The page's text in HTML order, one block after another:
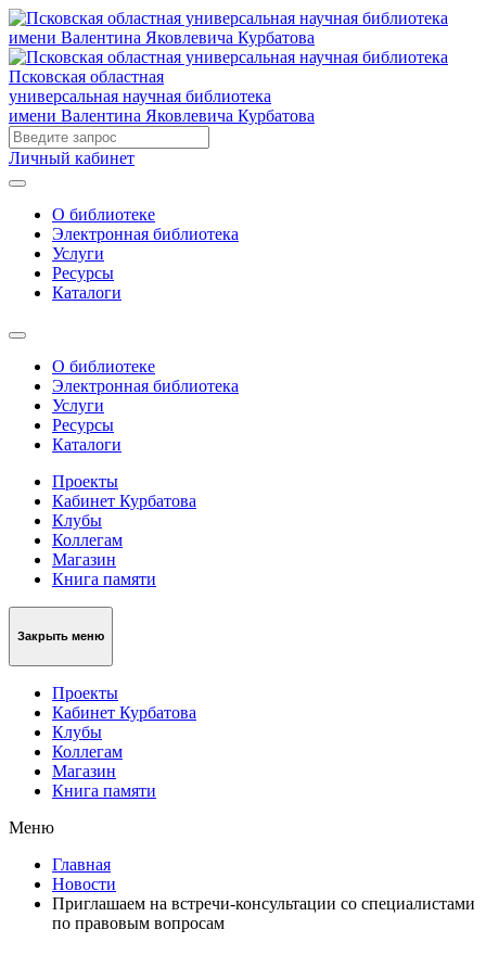
Псковская областная
универсальная научная библиотека
имени Валентина Яковлевича Курбатова
Личный кабинет
О библиотеке
Электронная библиотека
Услуги
Ресурсы
Каталоги
О библиотеке
Электронная библиотека
Услуги
Ресурсы
Каталоги
Проекты
Кабинет Курбатова
Клубы
Коллегам
Магазин
Книга памяти
Закрыть меню
Проекты
Кабинет Курбатова
Клубы
Коллегам
Магазин
Книга памяти
Меню
Главная
Новости
Приглашаем на встречи-консультации со специалистами
по правовым вопросам